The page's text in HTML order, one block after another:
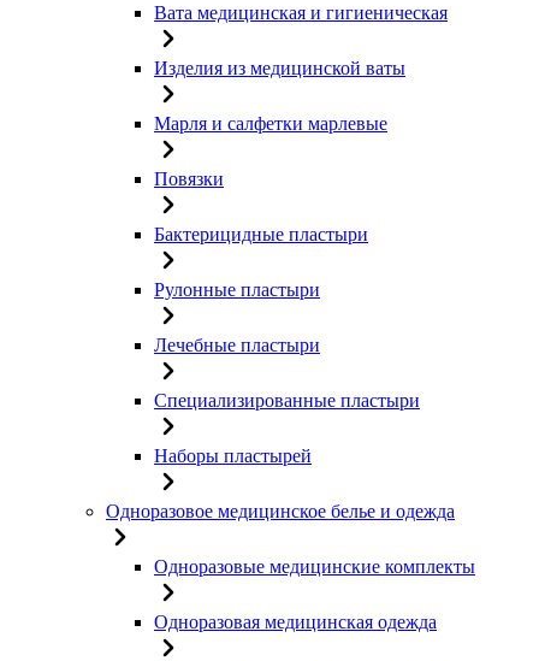
Вата медицинская и гигиеническая
Изделия из медицинской ваты
Марля и салфетки марлевые
Повязки
Бактерицидные пластыри
Рулонные пластыри
Лечебные пластыри
Специализированные пластыри
Наборы пластырей
Одноразовое медицинское белье и одежда
Одноразовые медицинские комплекты
Одноразовая медицинская одежда